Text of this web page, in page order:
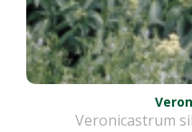
Veronicastrum